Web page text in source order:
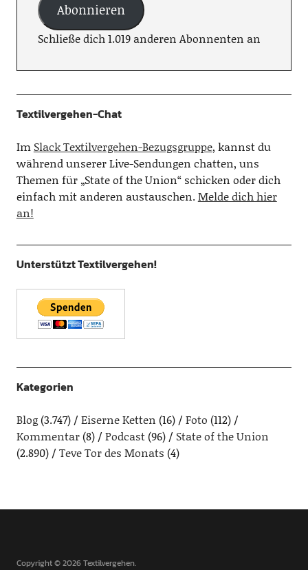
Abonnieren
Schließe dich 1.019 anderen Abonnenten an
Textilvergehen-Chat
Im Slack Textilvergehen-Bezugsgruppe, kannst du
während unserer Live-Sendungen chatten, uns
Themen für „State of the Union“ schicken oder dich
einfach mit anderen austauschen.Melde dich hier
an!
Unterstützt Textilvergehen!
Kategorien
Blog(3.747) Eiserne Ketten (16) Foto (112)
Kommentar(8) Podcast(96)
State of the Union
(2.890)
Teve Tor des Monats (4)
Copyright © 2026 Textilvergehen